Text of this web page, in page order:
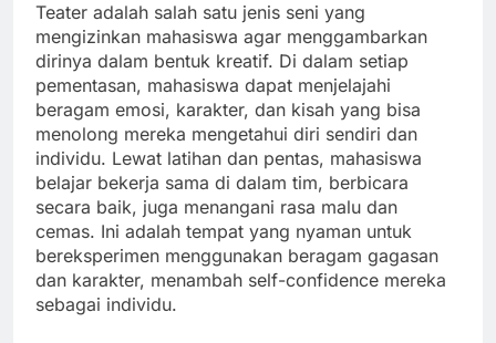
Teater adalah salah satu jenis seni yang
mengizinkan mahasiswa agar menggambarkan
dirinya dalam bentuk kreatif. Di dalam setiap
pementasan, mahasiswa dapat menjelajahi
beragam emosi, karakter, dan kisah yang bisa
menolong mereka mengetahui diri sendiri dan
individu. Lewat latihan dan pentas, mahasiswa
belajar bekerja sama di dalam tim, berbicara
secara baik, juga menangani rasa malu dan
cemas. Ini adalah tempat yang nyaman untuk
bereksperimen menggunakan beragam gagasan
dan karakter, menambah self-confidence mereka
sebagai individu.